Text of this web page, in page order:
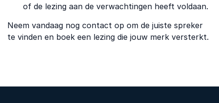
of de lezing aan de verwachtingen heeft voldaan.
Neem vandaag nog contact op om de juiste spreker
te vinden en boek een lezing die jouw merk versterkt.